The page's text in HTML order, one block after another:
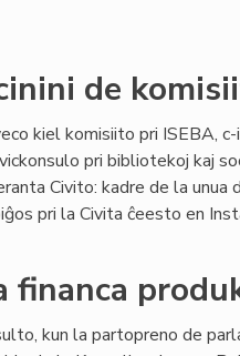
de
kiel komisiito pri ISEBA, c-
pri bibliotekoj kaj
Civito: kadre de la unua
pri la Civita ĉeesto en
financa
kun la partopreno de